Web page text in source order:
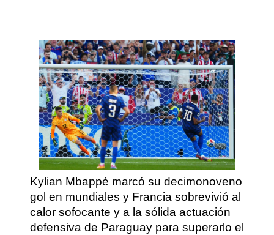
Kylian Mbappé marcó su decimonoveno
gol en mundiales y Francia sobrevivió al
calor sofocante y a la sólida actuación
defensiva de Paraguay para superarlo el